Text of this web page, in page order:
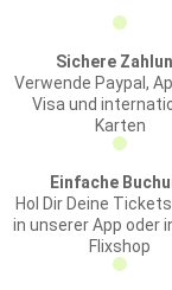
Sichere
Verwende Paypal,
Visa und
Karten
Einfache
Hol Dir Deine
in unserer App oder
Flixshop